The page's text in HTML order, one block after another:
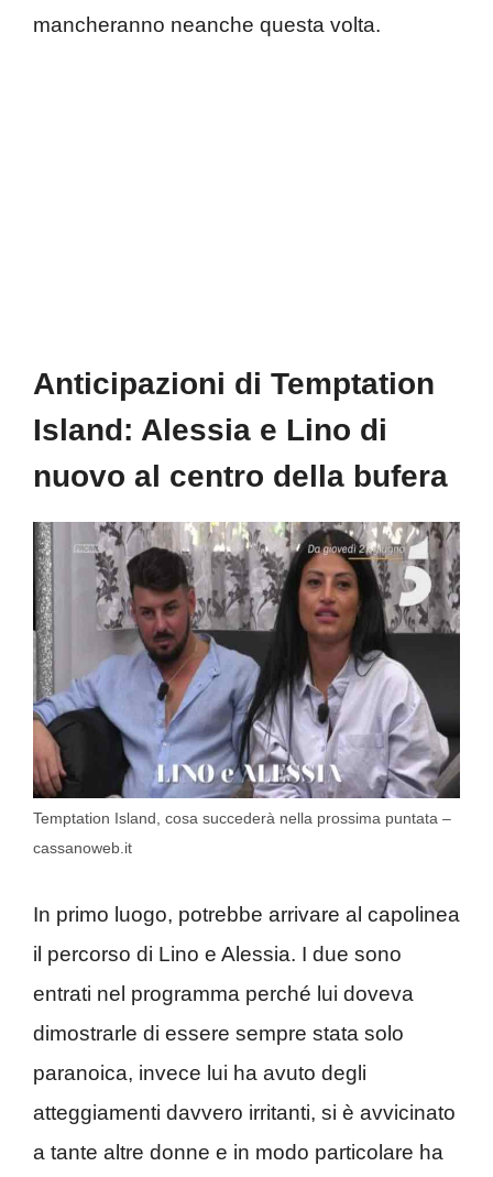
mancheranno neanche questa volta.
Anticipazioni di Temptation
Island: Alessia e Lino di
nuovo al centro della bufera
Temptation Island, cosa succederà nella prossima puntata –
cassanoweb.it
In primo luogo, potrebbe arrivare al capolinea
il percorso di Lino e Alessia. I due sono
entrati nel programma perché lui doveva
dimostrarle di essere sempre stata solo
paranoica, invece lui ha avuto degli
atteggiamenti davvero irritanti, si è avvicinato
a tante altre donne e in modo particolare ha